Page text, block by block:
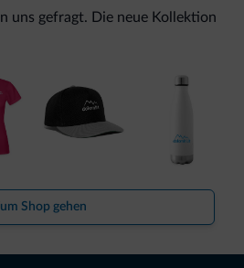
uns gefragt. Die neue Kollektion
Shop gehen